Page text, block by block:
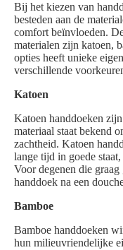
Bij het kiezen van
besteden aan de
comfort beïnvloeden.
materialen zijn katoen,
opties heeft unieke
verschillende
Katoen
Katoen handdoeken
materiaal staat bekend
zachtheid. Katoen
lange tijd in goede
Voor degenen die
handdoek na een
Bamboe
Bamboe handdoeken
hun milieuvriendelijke